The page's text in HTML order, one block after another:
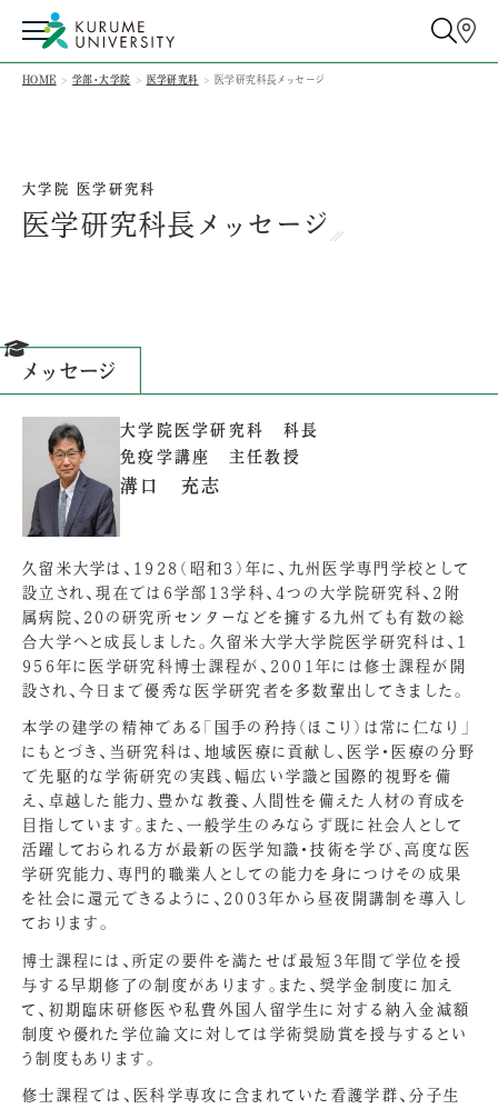
HOME 学部・大学院 医学研究科 医学研究科長メッセージ
大学院 医学研究科
医学研究科長メッセージ
メッセージ
大学院医学研究科 科長
免疫学講座 主任教授
溝口 充志
久留米大学は、1928（昭和3）年に、九州医学専門学校として
設立され、現在では6学部13学科、4つの大学院研究科、2附
属病院、20の研究所センターなどを擁する九州でも有数の総
合大学へと成長しました。久留米大学大学院医学研究科は、1
956年に医学研究科博士課程が、2001年には修士課程が開
設され、今日まで優秀な医学研究者を多数輩出してきました。
本学の建学の精神である「国手の矜持（ほこり）は常に仁なり」
にもとづき、当研究科は、地域医療に貢献し、医学・医療の分野
で先駆的な学術研究の実践、幅広い学識と国際的視野を備
え、卓越した能力、豊かな教養、人間性を備えた人材の育成を
目指しています。また、一般学生のみならず既に社会人として
活躍しておられる方が最新の医学知識・技術を学び、高度な医
学研究能力、専門的職業人としての能力を身につけその成果
を社会に還元できるように、2003年から昼夜開講制を導入し
ております。
博士課程には、所定の要件を満たせば最短3年間で学位を授
与する早期修了の制度があります。また、奨学金制度に加え
て、初期臨床研修医や私費外国人留学生に対する納入金減額
制度や優れた学位論文に対しては学術奨励賞を授与するとい
う制度もあります。
修士課程では、医科学専攻に含まれていた看護学群、分子生